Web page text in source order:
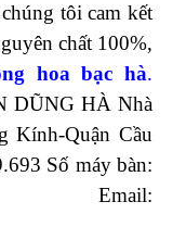
tôi cam kết
chất 100%,
hoa bạc hà.
DŨNG HÀ Nhà
Kính-Quận Cầu
Số máy bàn:
Email: